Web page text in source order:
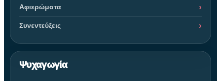
Αφιερώματα
Συνεντεύξεις
Ψυχαγωγία